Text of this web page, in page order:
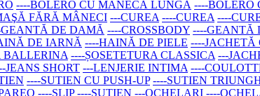
----BOLERO CU MÂNECĂ LUNGĂ ----BOLERO
FĂRĂ MÂNECI ---CUREA ----CUREA ----
DE DAMĂ ----CROSSBODY ----GEANTĂ
DE IARNĂ ----HAINĂ DE PIELE ----JACHETĂ
BALLERINA ----ȘOSETETURA CLASSICA ---
JEANS SHORT ---LENJERIE INTIMA ----
----SUTIEN CU PUSH-UP ----SUTIEN
----SLIP ----SUTIEN ---OCHELARI ----